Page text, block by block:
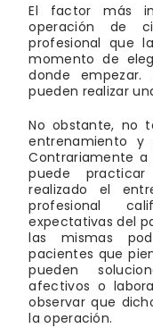
El factor más
operación de
profesional que
momento de
donde
pueden realizar
No obstante, no
entrenamiento y
Contrariamente
puede
realizado el
profesional
expectativas del
las mismas
pacientes que
pueden
afectivos o
observar que
la operación.